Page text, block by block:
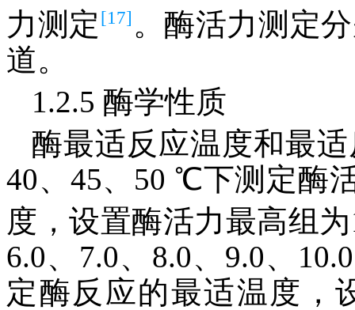
力测定 [17] 。酶活力测定
道。
1.2.5 酶学性质
酶最适反应温度和最
40、45、50 ℃下测定酶
度，设置酶活力最高组
6.0、7.0、8.0、9.0、
定酶反应的最适温度，